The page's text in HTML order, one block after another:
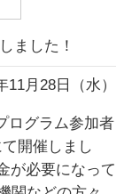
ました！
11月28日（水）
ログラム参加者
開催しまし
が必要になって